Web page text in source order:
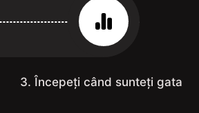
3. Începeți când sunteți gata